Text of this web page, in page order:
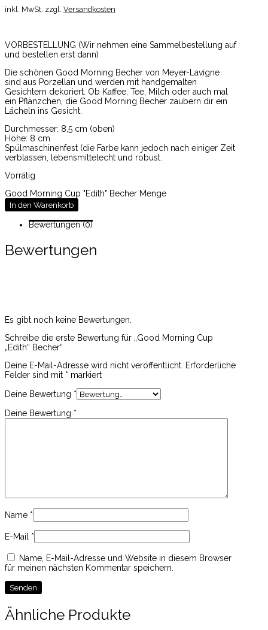
inkl. MwSt. zzgl. Versandkosten
VORBESTELLUNG (Wir nehmen eine Sammelbestellung auf
und bestellen erst dann)
Die schönen Good Morning Becher von Meyer-Lavigne
sind aus Porzellan und werden mit handgemalten
Gesichtern dekoriert. Ob Kaffee, Tee, Milch oder auch mal
ein Pflänzchen, die Good Morning Becher zaubern dir ein
Lächeln ins Gesicht.
Durchmesser: 8,5 cm (oben)
Höhe: 8 cm
Spülmaschinenfest (die Farbe kann jedoch nach einiger Zeit
verblassen, lebensmittelecht und robust.
Vorrätig
Good Morning Cup "Edith" Becher Menge
In den Warenkorb
Bewertungen (0)
Bewertungen
Es gibt noch keine Bewertungen.
Schreibe die erste Bewertung für „Good Morning Cup
„Edith“ Becher“
Deine E-Mail-Adresse wird nicht veröffentlicht. Erforderliche
Felder sind mit * markiert
Deine Bewertung *
Deine Bewertung *
Name *
E-Mail *
Name, E-Mail-Adresse und Website in diesem Browser
für meinen nächsten Kommentar speichern.
Ähnliche Produkte